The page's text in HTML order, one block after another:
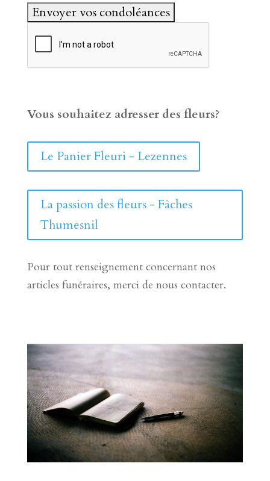
Vous souhaitez adresser des fleurs?
Le Panier Fleuri - Lezennes
La passion des fleurs - Fâches
Thumesnil
Pour tout renseignement concernant nos
articles funéraires, merci de nous contacter.